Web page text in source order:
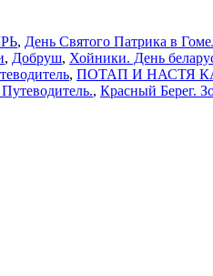
, День Святого Патрика в
, Добруш, Хойники. День
, ПОТАП И НАСТЯ
, Красный Берег.